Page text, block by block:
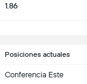
1.86
Posiciones actuales
Conferencia Este